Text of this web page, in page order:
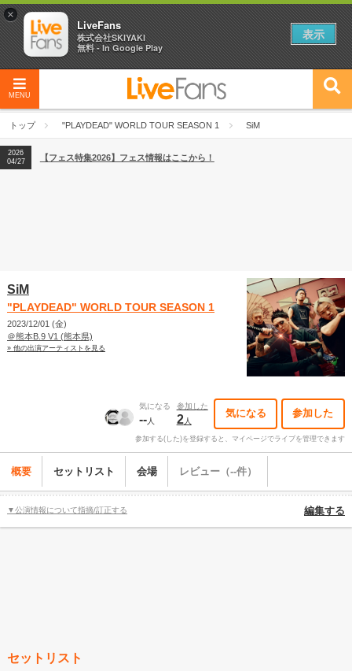
MENU
トップ "PLAYDEAD" WORLD TOUR SEASON 1 SiM
2026
04/27
2026
【ライブ動員ランキング】2026年上半期編発表！
2026
04/27
【フェス特集2026】フェス情報はここから！
SiM
"PLAYDEAD" WORLD TOUR SEASON 1
2023/12/01 (金)
＠熊本B.9 V1 (熊本県)
» 他の出演アーティストを見る
気になる
--人
参加した
2人
気になる 参加した
参加する(した)を登録すると、マイページでライブを管理できます
概要 セットリスト 会場 レビュー（--件）
▼公演情報について指摘/訂正する 編集する
セットリスト
×
LiveFans
株式会社SKIYAKI
無料 - In Google Play
表示